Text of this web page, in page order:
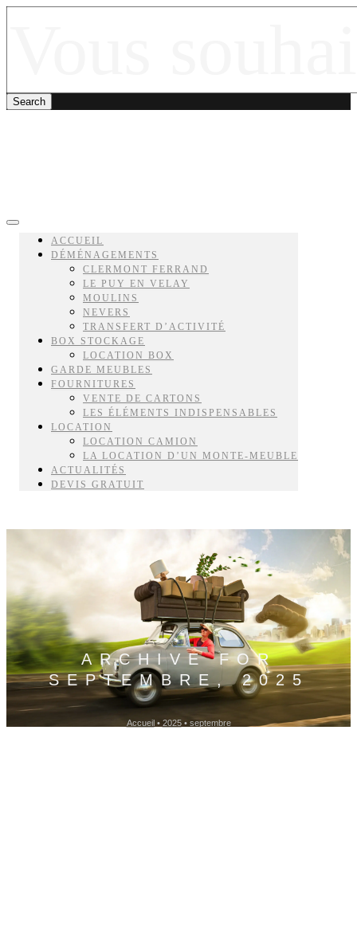
ACCUEIL
DÉMÉNAGEMENTS
CLERMONT FERRAND
LE PUY EN VELAY
MOULINS
NEVERS
TRANSFERT D’ACTIVITÉ
BOX STOCKAGE
LOCATION BOX
GARDE MEUBLES
FOURNITURES
VENTE DE CARTONS
LES ÉLÉMENTS INDISPENSABLES
LOCATION
LOCATION CAMION
LA LOCATION D’UN MONTE-MEUBLE
ACTUALITÉS
DEVIS GRATUIT
ARCHIVE FOR
SEPTEMBRE, 2025
Accueil• 2025 • septembre